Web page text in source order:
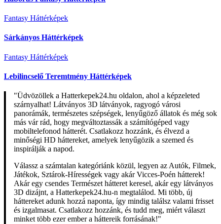
Fantasy Háttérképek
Sárkányos Háttérképek
Fantasy Háttérképek
Lebilincselő Teremtmény Háttérképek
"Üdvözöllek a Hatterkepek24.hu oldalon, ahol a képzeleted
szárnyalhat! Látványos 3D látványok, ragyogó városi
panorámák, természetes szépségek, lenyűgöző állatok és még sok
más vár rád, hogy megváltoztassák a számítógéped vagy
mobiltelefonod hátterét. Csatlakozz hozzánk, és élvezd a
minőségi HD háttereket, amelyek lenyűgözik a szemed és
inspirálják a napod.
Válassz a számtalan kategóriánk közül, legyen az Autók, Filmek,
Játékok, Sztárok-Hírességek vagy akár Vicces-Poén hátterek!
Akár egy csendes Természet hátteret keresel, akár egy látványos
3D dizájnt, a Hatterkepek24.hu-n megtalálod. Mi több, új
háttereket adunk hozzá naponta, így mindig találsz valami frisset
és izgalmasat. Csatlakozz hozzánk, és tudd meg, miért választ
minket több ezer ember a háttereik forrásának!"